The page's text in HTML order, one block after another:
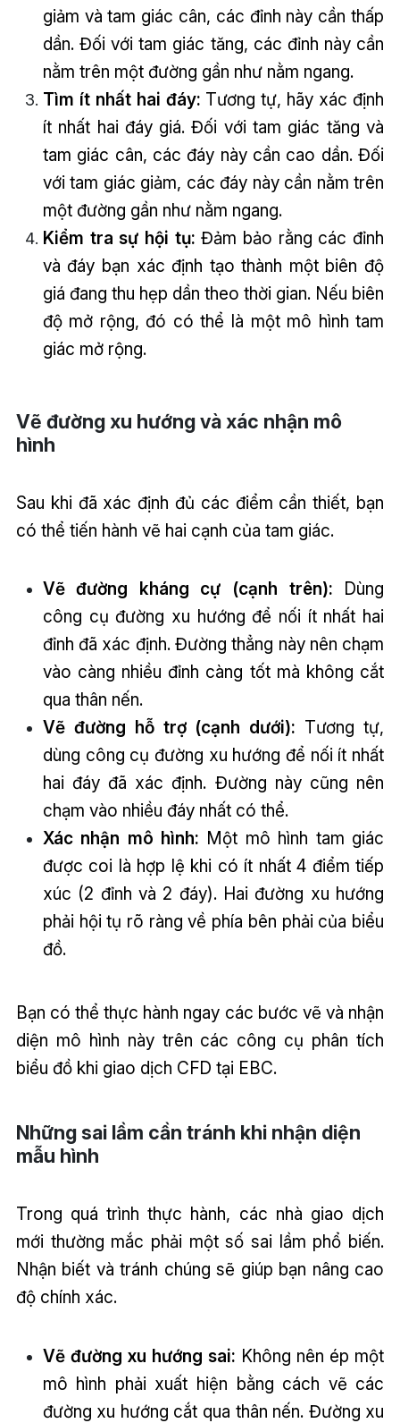
giảm và tam giác cân, các đỉnh này cần thấp
dần. Đối với tam giác tăng, các đỉnh này cần
nằm trên một đường gần như nằm ngang.
Tìm ít nhất hai đáy: Tương tự, hãy xác định
ít nhất hai đáy giá. Đối với tam giác tăng và
tam giác cân, các đáy này cần cao dần. Đối
với tam giác giảm, các đáy này cần nằm trên
một đường gần như nằm ngang.
Kiểm tra sự hội tụ: Đảm bảo rằng các đỉnh
và đáy bạn xác định tạo thành một biên độ
giá đang thu hẹp dần theo thời gian. Nếu biên
độ mở rộng, đó có thể là một mô hình tam
giác mở rộng.
Vẽ đường xu hướng và xác nhận mô
hình
Sau khi đã xác định đủ các điểm cần thiết, bạn
có thể tiến hành vẽ hai cạnh của tam giác.
Vẽ đường kháng cự (cạnh trên): Dùng
công cụ đường xu hướng để nối ít nhất hai
đỉnh đã xác định. Đường thẳng này nên chạm
vào càng nhiều đỉnh càng tốt mà không cắt
qua thân nến.
Vẽ đường hỗ trợ (cạnh dưới): Tương tự,
dùng công cụ đường xu hướng để nối ít nhất
hai đáy đã xác định. Đường này cũng nên
chạm vào nhiều đáy nhất có thể.
Xác nhận mô hình: Một mô hình tam giác
được coi là hợp lệ khi có ít nhất 4 điểm tiếp
xúc (2 đỉnh và 2 đáy). Hai đường xu hướng
phải hội tụ rõ ràng về phía bên phải của biểu
đồ.
Bạn có thể thực hành ngay các bước vẽ và nhận
diện mô hình này trên các công cụ phân tích
biểu đồ khi giao dịch CFD tại EBC.
Những sai lầm cần tránh khi nhận diện
mẫu hình
Trong quá trình thực hành, các nhà giao dịch
mới thường mắc phải một số sai lầm phổ biến.
Nhận biết và tránh chúng sẽ giúp bạn nâng cao
độ chính xác.
Vẽ đường xu hướng sai: Không nên ép một
mô hình phải xuất hiện bằng cách vẽ các
đường xu hướng cắt qua thân nến. Đường xu